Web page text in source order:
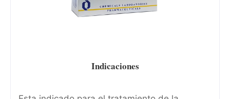
Indicaciones